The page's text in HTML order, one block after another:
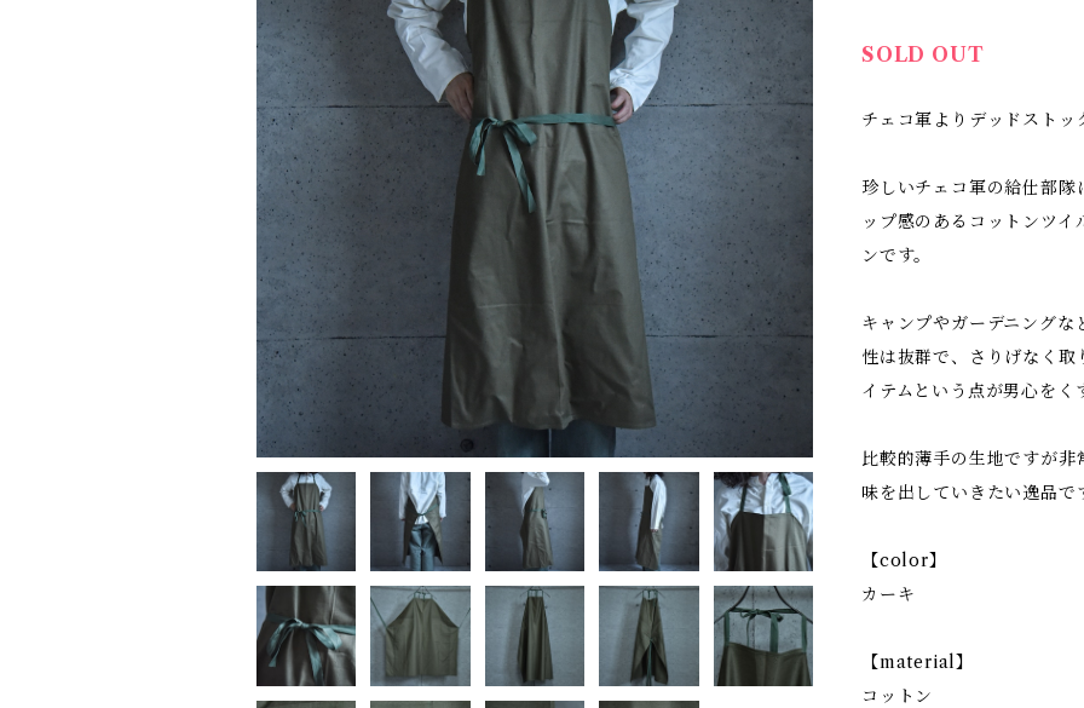
SOLD OUT
チェコ軍よりデッドスト
珍しいチェコ軍の給仕部
ップ感のあるコットンツ
ンです。
キャンプやガーデニング
性は抜群で、さりげなく
イテムという点が男心をく
比較的薄手の生地ですが
味を出していきたい逸品で
【color】
カーキ
【material】
コットン